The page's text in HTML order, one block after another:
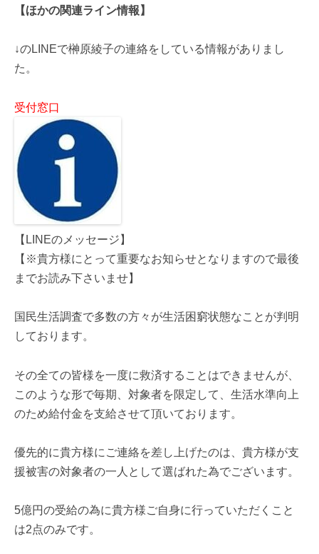
【ほかの関連ライン情報】
↓のLINEで榊原綾子の連絡をしている情報がありまし
た。
受付窓口
【LINEのメッセージ】
【※貴方様にとって重要なお知らせとなりますので最後
までお読み下さいませ】
国民生活調査で多数の方々が生活困窮状態なことが判明
しております。
その全ての皆様を一度に救済することはできませんが、
このような形で毎期、対象者を限定して、生活水準向上
のため給付金を支給させて頂いております。
優先的に貴方様にご連絡を差し上げたのは、貴方様が支
援被害の対象者の一人として選ばれた為でございます。
5億円の受給の為に貴方様ご自身に行っていただくこと
は2点のみです。